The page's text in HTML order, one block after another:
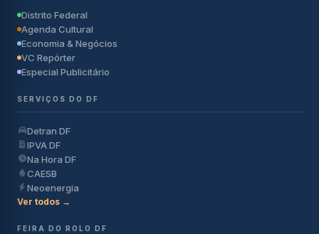
Distrito Federal
Agenda Cultural
Economia & Negócios
VC Repórter
Especial Publicitário
SERVIÇOS DO DF
Detran DF
IPVA DF
Na Hora DF
CAESB
Neoenergia
Ver todos →
FEIRA DO ROLO DF